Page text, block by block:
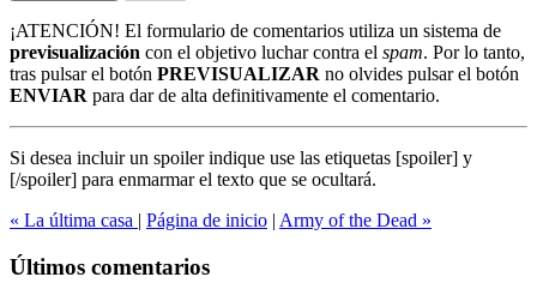
¡ATENCIÓN! El formulario de comentarios utiliza un sistema de
previsualización con el objetivo luchar contra el spam. Por lo tanto,
tras pulsar el botón PREVISUALIZAR no olvides pulsar el botón
ENVIAR para dar de alta definitivamente el comentario.
Si desea incluir un spoiler indique use las etiquetas [spoiler] y
[/spoiler] para enmarmar el texto que se ocultará.
« La última casa | Página de inicio | Army of the Dead »
Últimos comentarios